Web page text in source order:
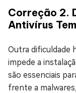
Correção 2.
Antivírus
Outra dificuldade
impede a
são essenciais
frente a